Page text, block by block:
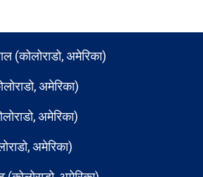
(कोलोराडो, अमेरिका)
अमेरिका)
अमेरिका)
अमेरिका)